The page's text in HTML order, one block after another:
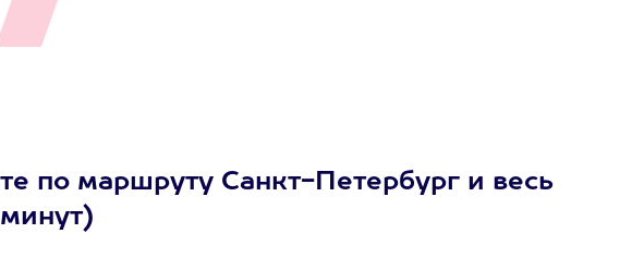
по маршруту Санкт-Петербург и весь